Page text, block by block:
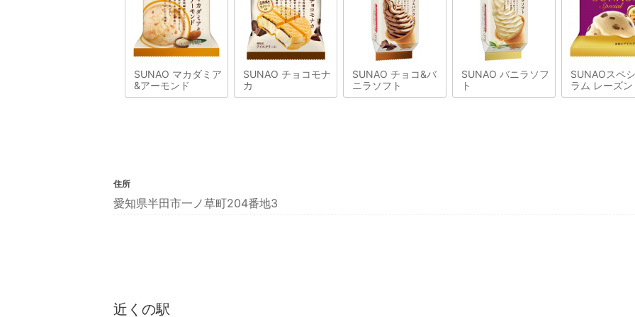
SUNAO マカダミア
&アーモンド
SUNAO チョコモナ
カ
SUNAO チョコ&バ
ニラソフト
SUNAO バニラソフ
ト
SUNAOスペ
ラム レーズン
住所
愛知県半田市一ノ草町204番地3
近くの駅